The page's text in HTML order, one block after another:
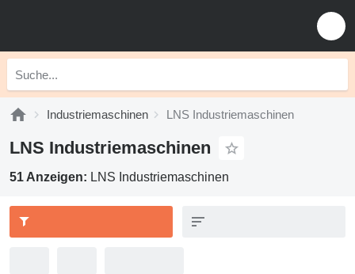
Industriemaschinen LNS Industriemaschinen
LNS Industriemaschinen
51 Anzeigen: LNS Industriemaschinen